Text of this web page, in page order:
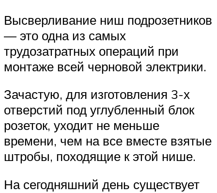
Высверливание ниш подрозетников
— это одна из самых
трудозатратных операций при
монтаже всей черновой электрики.
Зачастую, для изготовления 3-х
отверстий под углубленный блок
розеток, уходит не меньше
времени, чем на все вместе взятые
штробы, походящие к этой нише.
На сегодняшний день существует